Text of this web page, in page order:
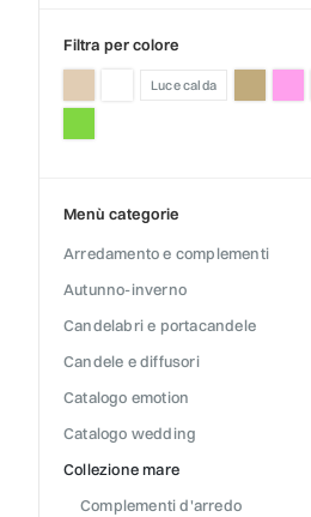
filtra per colore
luce calda
menù categorie
arredamento e complementi
autunno-inverno
candelabri e portacandele
candele e diffusori
catalogo emotion
catalogo wedding
collezione mare
complementi d'arredo